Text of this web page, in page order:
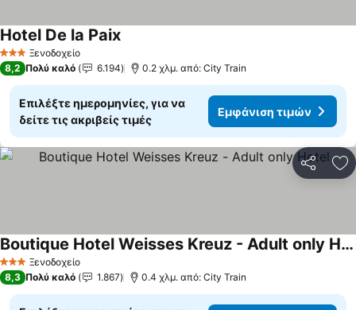
3 ΑστέριαΞενοδοχείο
Hotel De la PaixΕμφάνιση τιμών
8,2 Πολύ καλό 6.194 0.2 χλμ. από: City Train
Επιλέξτε ημερομηνίες, για να
δείτε τις ακριβείς τιμές
Εμφάνιση τιμών
3 ΑστέριαΞενοδοχείο
Boutique Hotel Weisses Kreuz - Adult only Hotel
Εμφάνιση τιμών
8,3 Πολύ καλό 1.867 0.4 χλμ. από: City Train